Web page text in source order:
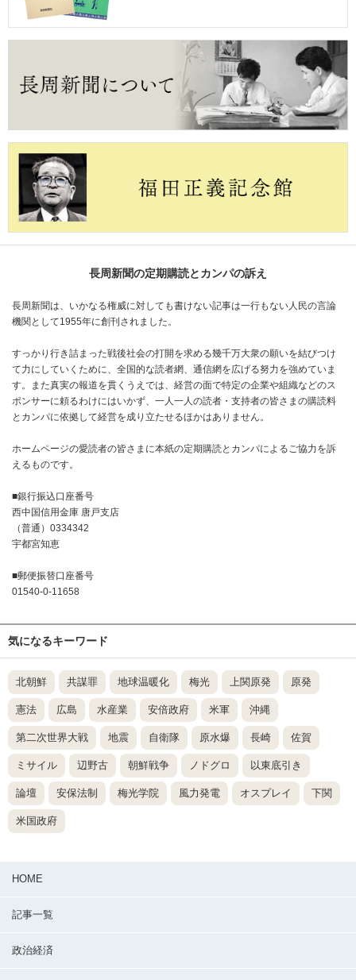
長周新聞の定期購読とカンパの訴え
長周新聞は、いかなる権威に対しても書けない記事は一行もない人民の言論
機関として1955年に創刊されました。
すっかり行き詰まった戦後社会の打開を求める幾千万大衆の願いを結びつけ
て力にしていくために、全国的な読者網、通信網を広げる努力を強めていま
す。また真実の報道を貫くうえでは、経営の面で特定の企業や組織などのス
ポンサーに頼るわけにはいかず、一人一人の読者・支持者の皆さまの購読料
とカンパに依拠して経営を成り立たせるほかはありません。
ホームページの愛読者の皆さまに本紙の定期購読とカンパによるご協力を訴
えるものです。
■銀行振込口座番号
西中国信用金庫 唐戸支店
（普通）0334342
宇都宮知恵
■郵便振替口座番号
01540-0-11658
気になるキーワード
北朝鮮 共謀罪 地球温暖化 梅光 上関原発 原発
憲法 広島 水産業 安倍政府 米軍 沖縄
第二次世界大戦 地震 自衛隊 原水爆 長崎 佐賀
ミサイル 辺野古 朝鮮戦争 ノドグロ 以東底引き
論壇 安保法制 梅光学院 風力発電 オスプレイ 下関
米国政府
HOME
記事一覧
政治経済